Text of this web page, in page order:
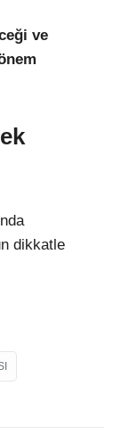
ve
dikkatle